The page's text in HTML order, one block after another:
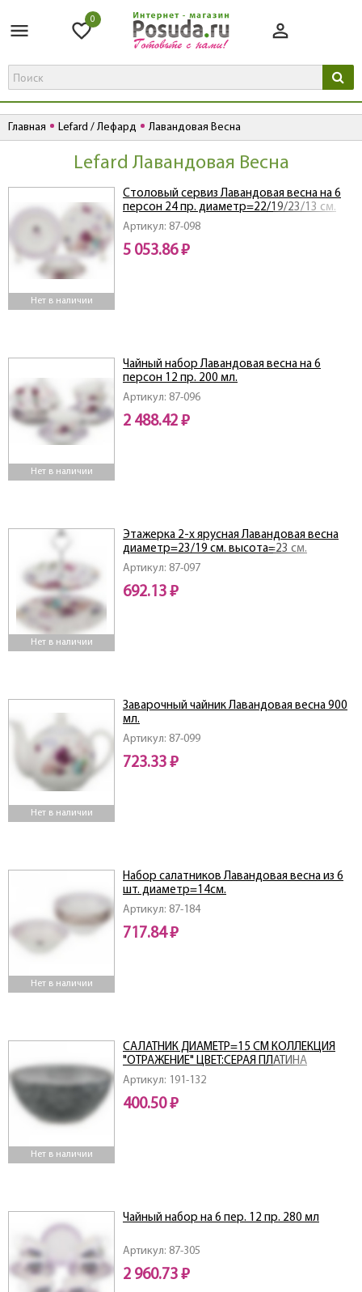
0
Главная Lefard / Лефард Лавандовая Весна
Lefard Лавандовая Весна
Нет в наличии
Артикул: 87-098
Столовый сервиз Лавандовая весна на 6
персон 24 пр. диаметр=22/19/23/13 см.
5 053.86 ₽
Нет в наличии
Артикул: 87-096
Чайный набор Лавандовая весна на 6
персон 12 пр. 200 мл.
2 488.42 ₽
Нет в наличии
Артикул: 87-097
Этажерка 2-х ярусная Лавандовая весна
диаметр=23/19 см. высота=23 см.
692.13 ₽
Нет в наличии
Артикул: 87-099
Заварочный чайник Лавандовая весна 900
мл.
723.33 ₽
Нет в наличии
Артикул: 87-184
Набор салатников Лавандовая весна из 6
шт. диаметр=14см.
717.84 ₽
Нет в наличии
Артикул: 191-132
САЛАТНИК ДИАМЕТР=15 СМ КОЛЛЕКЦИЯ
"ОТРАЖЕНИЕ" ЦВЕТ:СЕРАЯ ПЛАТИНА
(МАЛ=6ШТ)
400.50 ₽
Артикул: 87-305
Чайный набор на 6 пер. 12 пр. 280 мл
2 960.73 ₽